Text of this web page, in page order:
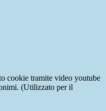
cookie tramite video youtube
(Utilizzato per il